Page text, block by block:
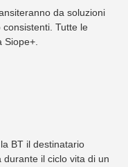
da soluzioni
Tutte le
Siope+.
BT il destinatario
il ciclo vita di un